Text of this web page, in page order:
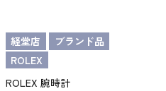
経堂店
ブランド品
ROLEX
ROLEX 腕時計